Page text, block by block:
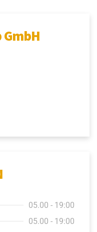
05.00 - 19:00
05.00 - 19:00